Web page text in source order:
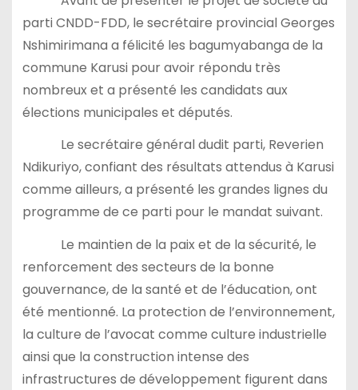
parti CNDD-FDD, le secrétaire provincial Georges
Nshimirimana a félicité les bagumyabanga de la
commune Karusi pour avoir répondu très
nombreux et a présenté les candidats aux
élections municipales et députés.
Le secrétaire général dudit parti, Reverien
Ndikuriyo, confiant des résultats attendus à Karusi
comme ailleurs, a présenté les grandes lignes du
programme de ce parti pour le mandat suivant.
Le maintien de la paix et de la sécurité, le
renforcement des secteurs de la bonne
gouvernance, de la santé et de l’éducation, ont
été mentionné. La protection de l’environnement,
la culture de l’avocat comme culture industrielle
ainsi que la construction intense des
infrastructures de développement figurent dans